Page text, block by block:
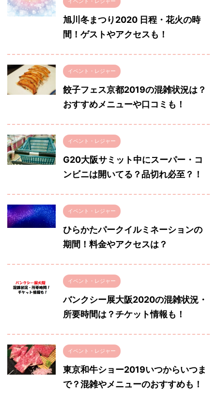
旭川冬まつり2020 日程・花火の時
間！ゲストやアクセスも！
イベント・レジャー
餃子フェス京都2019の混雑状況は？
おすすめメニューや口コミも！
イベント・レジャー
G20大阪サミット中にスーパー・コ
ンビニは開いてる？品切れ必至？！
イベント・レジャー
ひらかたパークイルミネーションの
期間！料金やアクセスは？
イベント・レジャー
バンクシー展大阪2020の混雑状況・
所要時間は？チケット情報も！
イベント・レジャー
東京和牛ショー2019いつからいつま
で？混雑やメニューのおすすめも！